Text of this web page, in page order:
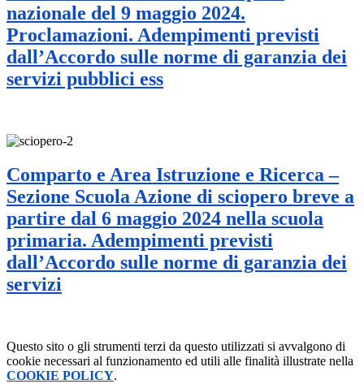
nazionale del 9 maggio 2024.
Proclamazioni. Adempimenti previsti
dall’Accordo sulle norme di garanzia dei
servizi pubblici ess
Comparto e Area Istruzione e Ricerca –
Sezione Scuola Azione di sciopero breve a
partire dal 6 maggio 2024 nella scuola
primaria. Adempimenti previsti
dall’Accordo sulle norme di garanzia dei
servizi
Questo sito o gli strumenti terzi da questo utilizzati si avvalgono di
cookie necessari al funzionamento ed utili alle finalità illustrate nella
COOKIE POLICY.